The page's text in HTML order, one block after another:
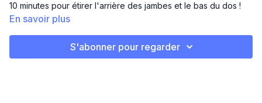
10 minutes pour étirer l'arrière des jambes et le bas du dos !
En savoir plus
S'abonner pour regarder